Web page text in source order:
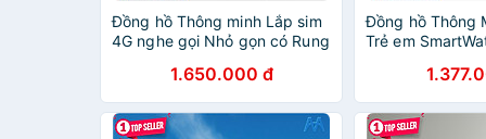
Đồng hồ Thông minh Lắp sim
4G nghe gọi Nhỏ gọn có Rung
tốt Pin khỏe 700mAh Gọi
Video call cho Trẻ em 4 5 tuổi
Học sinh Tiểu học cấp 1 2 3
1.650.000 đ
Đồng hồ Thông
Trẻ em
rời Tiện lợi Hàng